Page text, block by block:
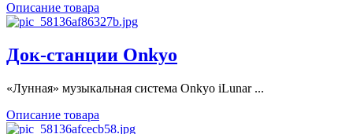
Описание товара
Док-станции Onkyo
«Лунная» музыкальная система Onkyo iLunar ...
Описание товара